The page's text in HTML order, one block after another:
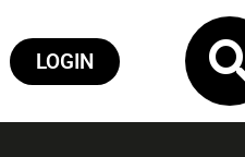
LOGIN